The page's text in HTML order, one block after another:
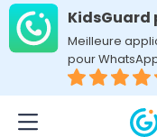
Home
KidsGuard
Meilleure
pour